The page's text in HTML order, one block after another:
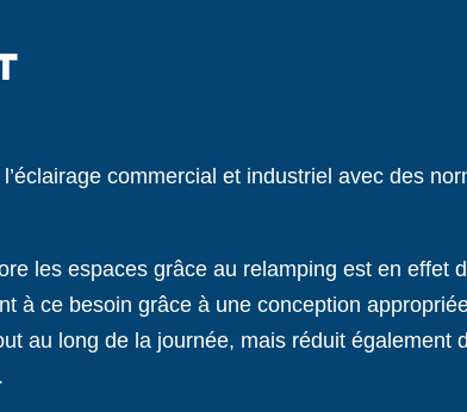
commercial et industriel avec des
les espaces grâce au relamping est en effet
à ce besoin grâce à une conception
au long de la journée, mais réduit également